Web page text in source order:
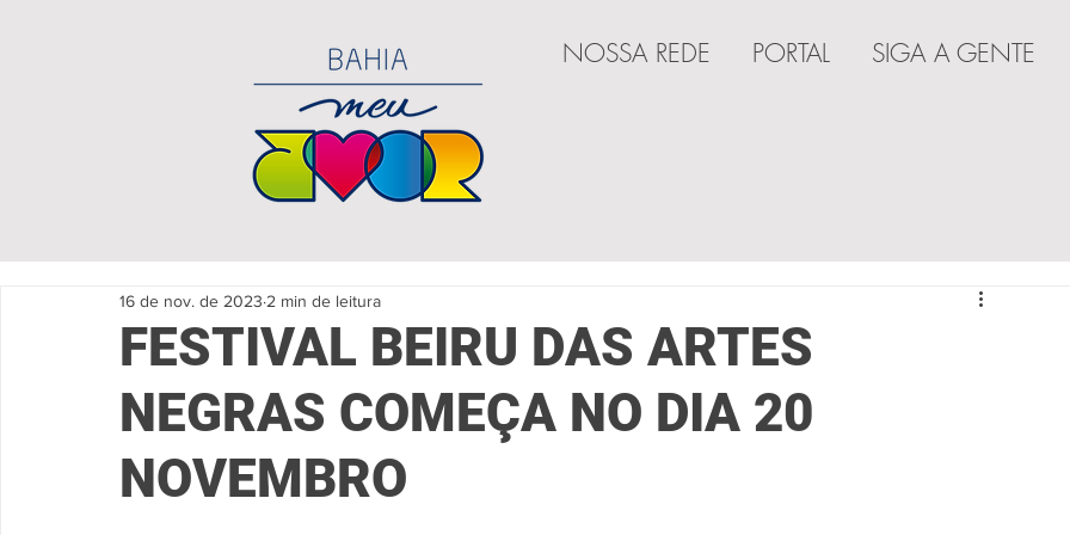
NOSSA REDE PORTAL SIGA A GENTE
FESTIVAL BEIRU DAS ARTES
NEGRAS COMEÇA NO DIA 20
NOVEMBRO
16 de nov. de 2023 2 min de leitura